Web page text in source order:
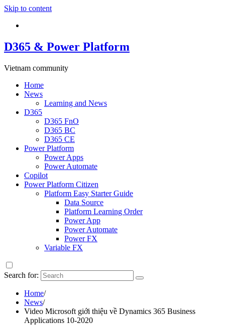
Skip to content
D365 & Power Platform
Vietnam community
Home
News
Learning and News
D365
D365 FnO
D365 BC
D365 CE
Power Platform
Power Apps
Power Automate
Copilot
Power Platform Citizen
Platform Easy Starter Guide
Data Source
Platform Learning Order
Power App
Power Automate
Power FX
Variable FX
Search for:
Home/
News/
Video Microsoft giới thiệu về Dynamics 365 Business
Applications 10-2020